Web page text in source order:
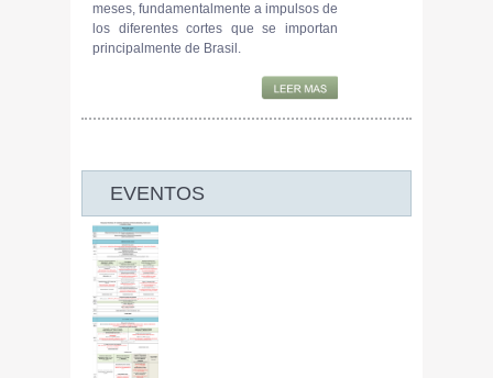
meses, fundamentalmente a impulsos de
los diferentes cortes que se importan
principalmente de Brasil.
EVENTOS